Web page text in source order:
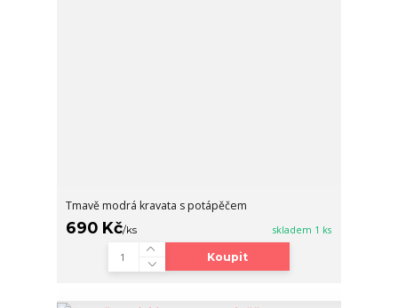
Tmavě modrá kravata s potápěčem
690 Kč/ks skladem 1 ks
Koupit